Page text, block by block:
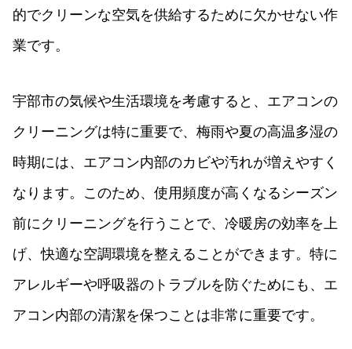
的でクリーンな空気を供給するために欠かせない作
業です。
宇部市の気候や生活環境を考慮すると、エアコンの
クリーニングは特に重要で、梅雨や夏の高温多湿の
時期には、エアコン内部のカビや汚れが増えやすく
なります。このため、使用頻度が高くなるシーズン
前にクリーニングを行うことで、冷暖房の効率を上
げ、快適な空調環境を整えることができます。特に
アレルギーや呼吸器のトラブルを防ぐためにも、エ
アコン内部の清潔を保つことは非常に重要です。